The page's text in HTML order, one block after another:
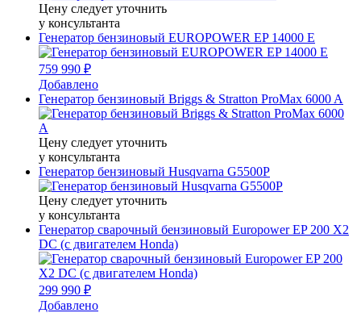
Цену следует уточнить
у консультанта
Генератор бензиновый EUROPOWER EP 14000 Е
759 990 ₽
Добавлено
Генератор бензиновый Briggs & Stratton ProMax 6000 A
Цену следует уточнить
у консультанта
Генератор бензиновый Husqvarna G5500P
Цену следует уточнить
у консультанта
Генератор сварочный бензиновый Europower EP 200 X2
DC (с двигателем Honda)
299 990 ₽
Добавлено